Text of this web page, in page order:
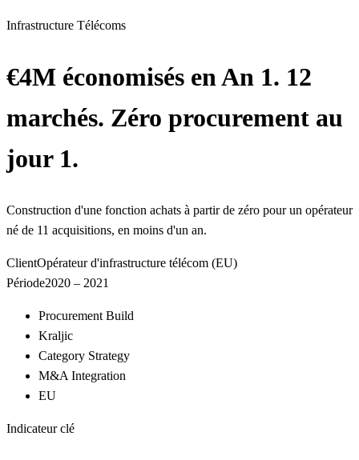
Infrastructure Télécoms
€4M économisés en An 1. 12
marchés. Zéro procurement au
jour 1.
Construction d'une fonction achats à partir de zéro pour un opérateur
né de 11 acquisitions, en moins d'un an.
ClientOpérateur d'infrastructure télécom (EU)
Période2020 – 2021
Procurement Build
Kraljic
Category Strategy
M&A Integration
EU
Indicateur clé